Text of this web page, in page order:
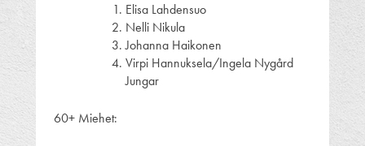
Elisa Lahdensuo
Nelli Nikula
Johanna Haikonen
Virpi Hannuksela/Ingela Nygård
Jungar
60+ Miehet: